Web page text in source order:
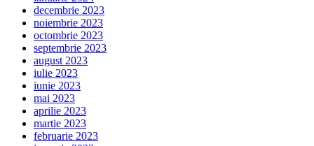
decembrie 2023
noiembrie 2023
octombrie 2023
septembrie 2023
august 2023
iulie 2023
iunie 2023
mai 2023
aprilie 2023
martie 2023
februarie 2023